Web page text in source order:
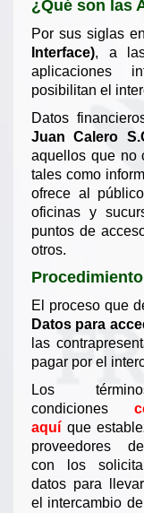
¿Qué son las
Por sus siglas
Interface), a las
aplicaciones
posibilitan el
Datos
Juan Calero
aquellos que no
tales como
ofrece al
oficinas y
puntos de
otros.
Procedimiento
El proceso que
Datos para
las
pagar por el
Los
condiciones
aquí que
proveedores
con los
datos para
el intercambio